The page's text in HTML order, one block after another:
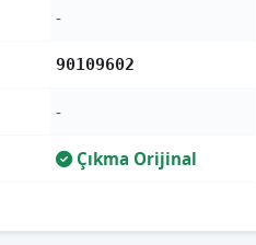
-
90109602
-
Çıkma Orijinal